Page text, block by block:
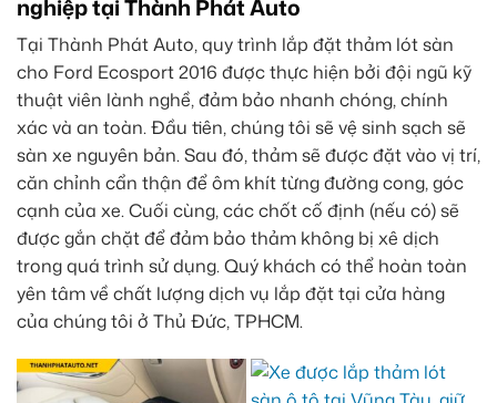
nghiệp tại Thành Phát Auto
Tại Thành Phát Auto, quy trình lắp đặt thảm lót sàn
cho Ford Ecosport 2016 được thực hiện bởi đội ngũ kỹ
thuật viên lành nghề, đảm bảo nhanh chóng, chính
xác và an toàn. Đầu tiên, chúng tôi sẽ vệ sinh sạch sẽ
sàn xe nguyên bản. Sau đó, thảm sẽ được đặt vào vị trí,
căn chỉnh cẩn thận để ôm khít từng đường cong, góc
cạnh của xe. Cuối cùng, các chốt cố định (nếu có) sẽ
được gắn chặt để đảm bảo thảm không bị xê dịch
trong quá trình sử dụng. Quý khách có thể hoàn toàn
yên tâm về chất lượng dịch vụ lắp đặt tại cửa hàng
của chúng tôi ở Thủ Đức, TPHCM.